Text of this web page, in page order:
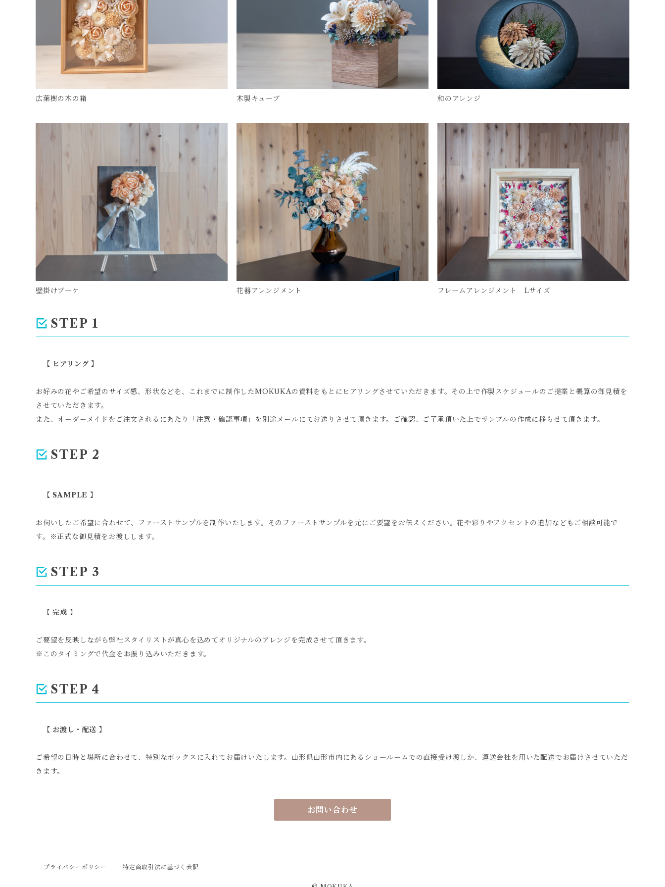
広葉樹の木の箱 木製キューブ 和のアレンジ
壁掛けブーケ 花器アレンジメント フレームアレンジメント Lサイズ
STEP 1
【 ヒアリング 】
お好みの花やご希望のサイズ感、形状などを、これまでに制作したMOKUKAの資料をもとにヒアリングさせていただきます。その上で作製スケジュールのご提案と概算の御見積を
させていただきます。
また、オーダーメイドをご注文されるにあたり「注意・確認事項」を別途メールにてお送りさせて頂きます。ご確認、ご了承頂いた上でサンプルの作成に移らせて頂きます。
STEP 2
【 SAMPLE 】
お伺いしたご希望に合わせて、ファーストサンプルを制作いたします。そのファーストサンプルを元にご要望をお伝えください。花や彩りやアクセントの追加などもご相談可能で
す。※正式な御見積をお渡しします。
STEP 3
【 完成 】
ご要望を反映しながら弊社スタイリストが真心を込めてオリジナルのアレンジを完成させて頂きます。
※このタイミングで代金をお振り込みいただきます。
STEP 4
【 お渡し・配送 】
ご希望の日時と場所に合わせて、特別なボックスに入れてお届けいたします。山形県山形市内にあるショールームでの直接受け渡しか、運送会社を用いた配送でお届けさせていただ
きます。
お問い合わせ
プライバシーポリシー 特定商取引法に基づく表記